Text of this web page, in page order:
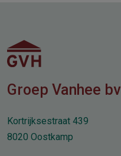
Groep Vanhee bv
Kortrijksestraat 439
8020 Oostkamp